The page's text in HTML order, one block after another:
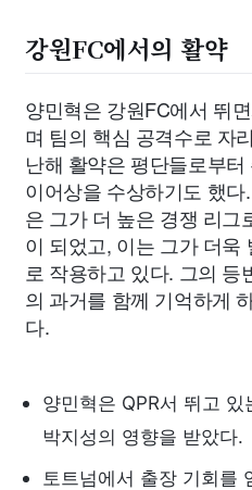
강원FC에서의 활약
양민혁은 강원FC에서 뛰
며 팀의 핵심 공격수로 자
난해 활약은 평단들로부
이어상을 수상하기도 했
은 그가 더 높은 경쟁 리그
이 되었고, 이는 그가 더욱
로 작용하고 있다. 그의 등
의 과거를 함께 기억하게
다.
양민혁은 QPR서 뛰고 있
박지성의 영향을 받았다.
토트넘에서 출장 기회를